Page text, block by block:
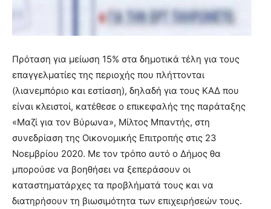
pain.
hd
porn
Πρόταση για μείωση 15% στα δημοτικά τέλη για τους
επαγγελματίες της περιοχής που πλήττονται
(λιανεμπόριο και εστίαση), δηλαδή για τους ΚΑΔ που
είναι κλειστοί, κατέθεσε ο επικεφαλής της παράταξης
«Μαζί για τον Βύρωνα», Μίλτος Μπαντής, στη
συνεδρίαση της Οικονομικής Επιτροπής στις 23
Νοεμβρίου 2020. Με τον τρόπο αυτό ο Δήμος θα
μπορούσε να βοηθήσει να ξεπεράσουν οι
καταστηματάρχες τα προβλήματά τους και να
διατηρήσουν τη βιωσιμότητα των επιχειρήσεών τους.